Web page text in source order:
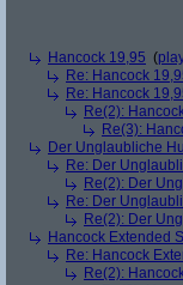
Hancock 19,95 (
Re: Hancock
Re: Hancock
Re(2):
Re(3):
Der Unglaubliche
Re: Der
Re(2): Der
Re: Der
Re(2): Der
Hancock Extended
Re: Hancock
Re(2):